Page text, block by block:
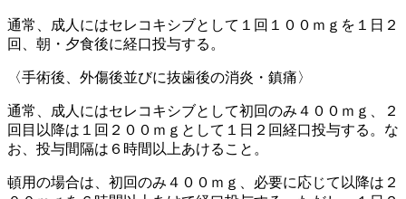
通常、成人にはセレコキシブとして１回１００ｍｇを１日２
回、朝・夕食後に経口投与する。
〈手術後、外傷後並びに抜歯後の消炎・鎮痛〉
通常、成人にはセレコキシブとして初回のみ４００ｍｇ、２
回目以降は１回２００ｍｇとして１日２回経口投与する。な
お、投与間隔は６時間以上あけること。
頓用の場合は、初回のみ４００ｍｇ、必要に応じて以降は２